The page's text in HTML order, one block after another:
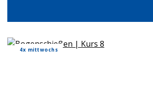
4x mitt­wochs